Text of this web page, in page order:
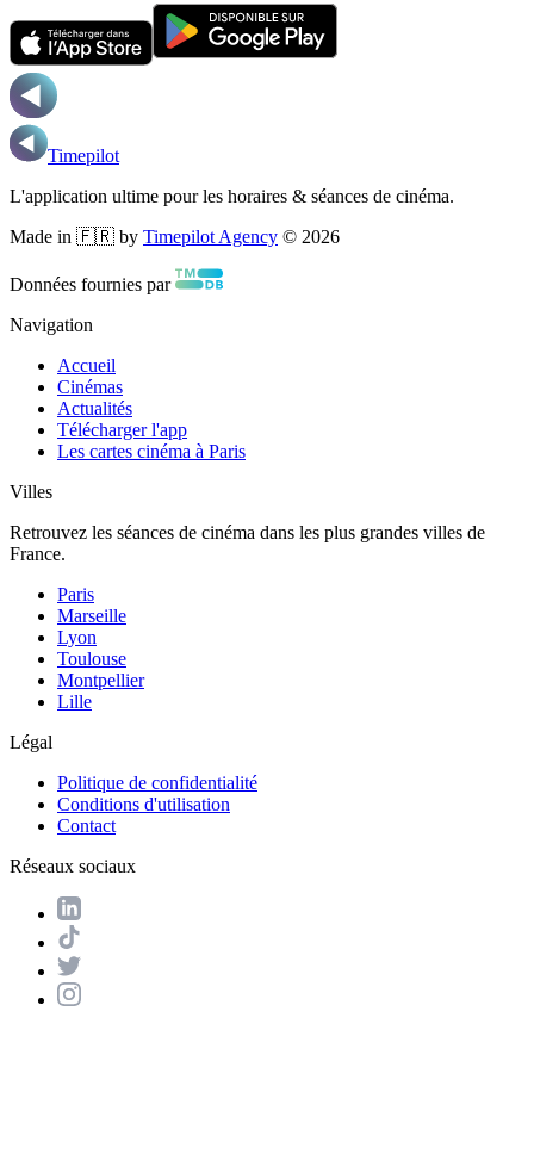
Timepilot
L'application ultime pour les horaires & séances de cinéma.
Made in 🇫🇷 by Timepilot Agency © 2026
Données fournies par
Navigation
Accueil
Cinémas
Actualités
Télécharger l'app
Les cartes cinéma à Paris
Villes
Retrouvez les séances de cinéma dans les plus grandes villes de
France.
Paris
Marseille
Lyon
Toulouse
Montpellier
Lille
Légal
Politique de confidentialité
Conditions d'utilisation
Contact
Réseaux sociaux